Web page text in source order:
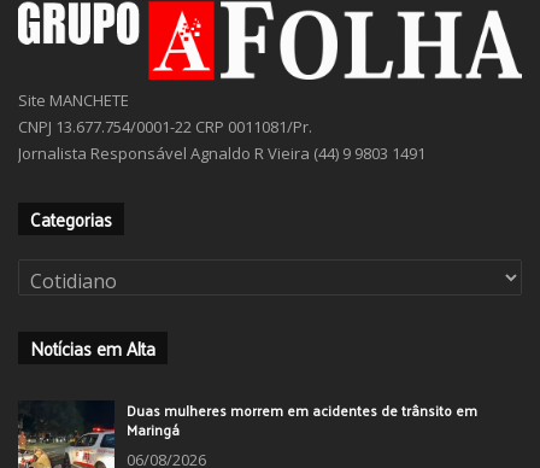
Site MANCHETE
CNPJ 13.677.754/0001-22 CRP 0011081/Pr.
Jornalista Responsável Agnaldo R Vieira (44) 9 9803 1491
Categorias
Categorias
Notícias em Alta
Duas mulheres morrem em acidentes de trânsito em
Maringá
06/08/2026